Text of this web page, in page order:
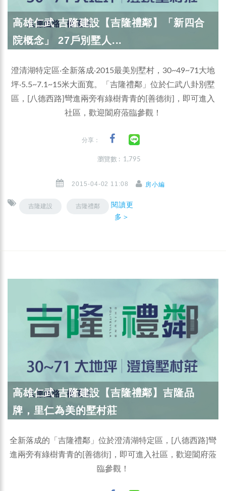
高雄仁武 吉隆建設【吉隆禮鄰】「新四合
院概念」 27戶別墅人...
澄清湖特定區‧全新落成‧2015最美別墅村，30~49~71大地
坪‧5.5~7.1~15米大面寬。「吉隆禮鄰」位於仁武八卦別墅
區，[八德西路]彎進兩旁有綠樹青青的[善德街]，即可進入
社區，歡迎闔府蒞臨參觀！
分享：
瀏覽數 : 1,795
2015-04-02 11:08 房小編
吉隆建設 吉隆禮鄰
閱讀更
多＞
高雄仁武 吉隆建設【吉隆禮鄰】吉隆品
牌，里仁為美的墅村莊
全新落成的「吉隆禮鄰」位於澄清湖特定區，[八德西路]彎
進兩旁有綠樹青青的[善德街]，即可進入社區，歡迎闔府蒞
臨參觀！